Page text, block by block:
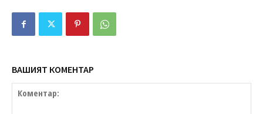
ВАШИЯТ КОМЕНТАР